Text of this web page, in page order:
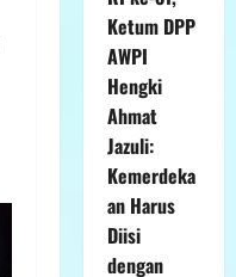
Ketum DPP
AWPI
Hengki
Ahmat
Jazuli:
Kemerdeka
an Harus
Diisi
dengan